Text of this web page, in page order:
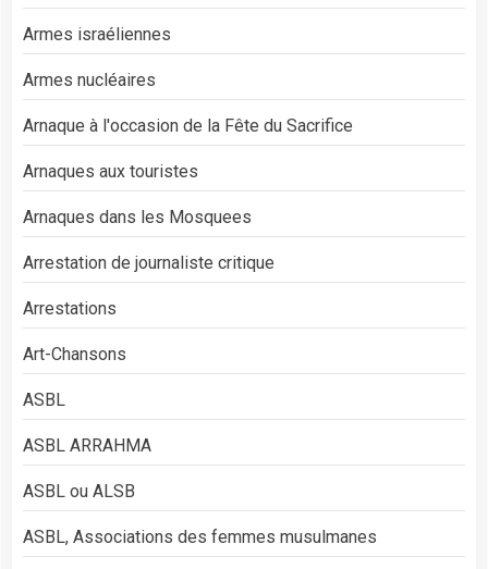
Armes israéliennes
Armes nucléaires
Arnaque à l'occasion de la Fête du Sacrifice
Arnaques aux touristes
Arnaques dans les Mosquees
Arrestation de journaliste critique
Arrestations
Art-Chansons
ASBL
ASBL ARRAHMA
ASBL ou ALSB
ASBL, Associations des femmes musulmanes